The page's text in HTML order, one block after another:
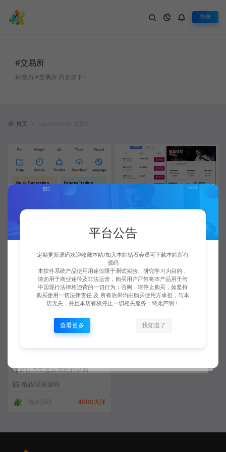
登录
#交易所
标签为 #交易所 内容如下：
首页
亲测精品/全新多语言交易所币币
杠杆合约交易质押挖矿otc借贷区
块链交易所
区块链
理财持币生息新币抢购申购
精品/区块源码
海外源码 4000大洋
平台公告
定期更新源码欢迎收藏本站/加入本站钻石会员可下载本站所有
源码
本软件系统产品使用用途仅限于测试实验、研究学习为目的，
请勿用于商业途径及非法运营，购买用户严禁将本产品用于与
中国现行法律相违背的一切行为；否则，请停止购买，如坚持
购买使用一切法律责任 及 所有后果均由购买使用方承担，与本
店无关，并且本店有权停止一切相关服务；特此声明！
查看更多 我知道了